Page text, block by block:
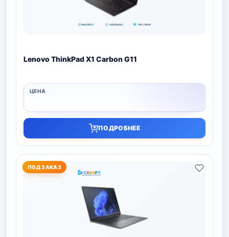
Lenovo ThinkPad X1 Carbon G11
ПОДРОБНЕЕ
ПОД ЗАКАЗ